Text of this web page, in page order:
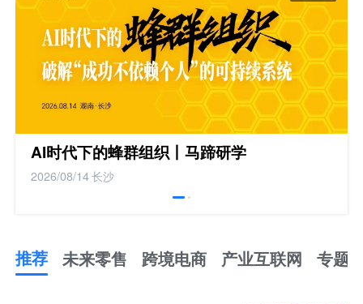
AI时代下的蜂群组织丨马蹄研学
2026/08/14长沙
推荐 未来零售 跨境电商 产业互联网 专题